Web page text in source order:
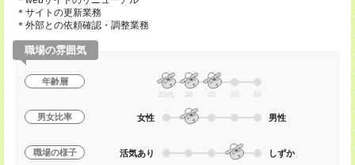
＊サイトの更新業務
＊外部との依頼確認・調整業務
職場の雰囲気
年齢層
20代 30 40 50 60
男女比率 女性 男性
職場の様子 活気あり しずか